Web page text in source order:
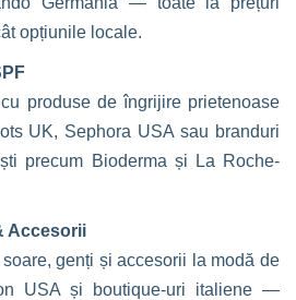
opțiunile locale.
produse de îngrijire prietenoase
UK, Sephora USA sau branduri
precum Bioderma și La Roche-
Accesorii
genți și accesorii la modă de
USA și boutique-uri italiene —